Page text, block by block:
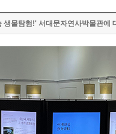
생물탐험!' 서대문자연사박물관에